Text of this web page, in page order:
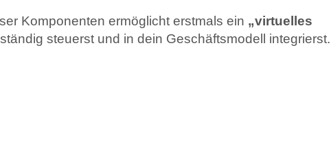
Komponenten ermöglicht erstmals ein „virtuelles
steuerst und in dein Geschäftsmodell integrierst.